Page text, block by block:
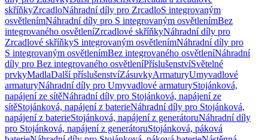
skříňkyZrcadloNáhradní díly pro ZrcadloS integrovaným
osvětlenímNáhradní díly pro S integrovaným osvětlenímBez
integrovaného osvětleníZrcadlové skříňkyNáhradní díly pro
Zrcadlové skříňkyS integrovaným osvětlenímNáhradní díly pro
S integrovaným osvětlenímBez integrovaného osvětleníNáhradní
díly pro Bez integrovaného osvětleníPříslušenstvíSvětelné
prvkyMadlaDalší příslušenstvíZásuvkyArmaturyUmyvadlové
armaturyNáhradní díly pro Umyvadlové armaturyStojánková,
napájení ze sítěNáhradní díly pro Stojánková, napájení ze
sítěStojánková, napájení z baterieNáhradní díly pro Stojánková,
napájení z baterieStojánková, napájení z generátoruNáhradní díly
pro Stojánková, napájení z generátoruStojánková, páková